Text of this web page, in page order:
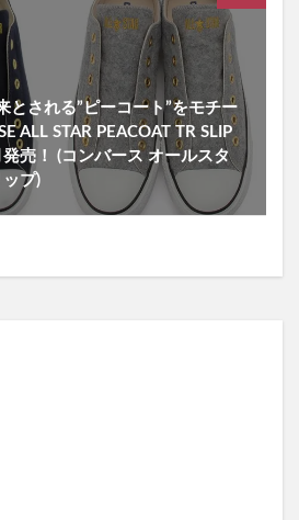
とされる”ピーコート”をモチー
ALL STAR PEACOAT TR SLIP
売！ (コンバース オールスタ
プ)